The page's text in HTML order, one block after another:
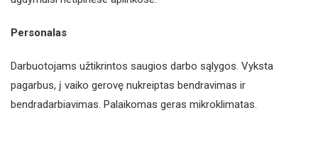
Personalas
Darbuotojams užtikrintos saugios darbo sąlygos. Vyksta
pagarbus, į vaiko gerovę nukreiptas bendravimas ir
bendradarbiavimas. Palaikomas geras mikroklimatas.